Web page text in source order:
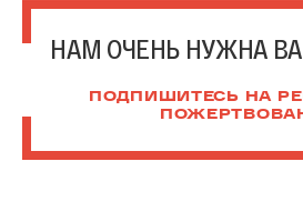
НАМ ОЧЕНЬ НУЖНА
ПОДПИШИТЕСЬ НА